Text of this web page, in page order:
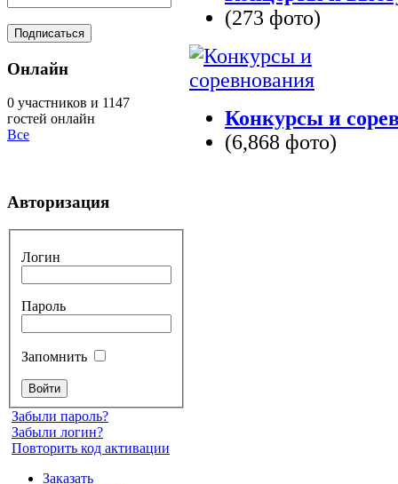
(273 фото)
Конкурсы и
(6,868 фото)
Онлайн
0 участников и 1147
гостей онлайн
Все
Авторизация
Логин
Пароль
Запомнить
Забыли пароль?
Забыли логин?
Повторить код активации
Заказать